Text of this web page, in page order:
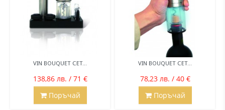
VIN BOUQUET СЕТ...
138,86 лв. / 71 €
Поръчай
VIN BOUQUET СЕТ...
78,23 лв. / 40 €
Поръчай